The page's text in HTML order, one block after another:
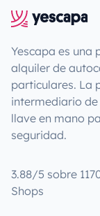
Yescapa es
alquiler de
particulares. La
intermediario
llave en mano
seguridad.
3.88/5 sobre
Shops